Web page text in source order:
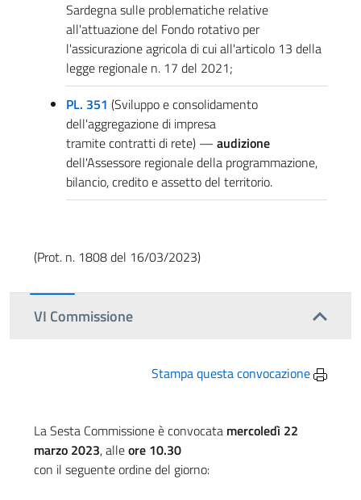
Sardegna sulle problematiche relative
all'attuazione del Fondo rotativo per
l'assicurazione agricola di cui all'articolo 13 della
legge regionale n. 17 del 2021;
PL. 351 (Sviluppo e consolidamento
dell'aggregazione di impresa
tramite contratti di rete) — audizione
dell'Assessore regionale della programmazione,
bilancio, credito e assetto del territorio.
(Prot. n. 1808 del 16/03/2023)
VI Commissione
Stampa questa convocazione
La Sesta Commissione è convocata mercoledì 22
marzo 2023, alleore 10.30
con il seguente ordine del giorno: